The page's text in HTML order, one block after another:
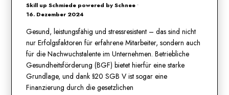
Skill up Schmiede powered by Schnee •
16. Dezember 2024
Gesund, leistungsfähig und stressresistent – das sind nicht
nur Erfolgsfaktoren für erfahrene Mitarbeiter, sondern auch
für die Nachwuchstalente im Unternehmen. Betriebliche
Gesundheitsförderung (BGF) bietet hierfür eine starke
Grundlage, und dank §20 SGB V ist sogar eine
Finanzierung durch die gesetzlichen